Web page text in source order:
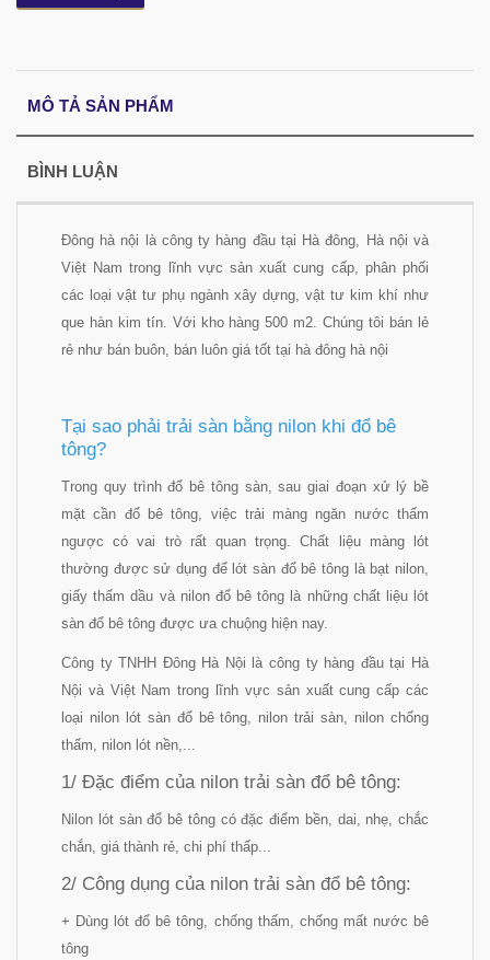
MÔ TẢ SẢN PHẨM
BÌNH LUẬN
Đông hà nội là công ty hàng đầu tại Hà đông, Hà nội và
Việt Nam trong lĩnh vực sản xuất cung cấp, phân phối
các loại vật tư phụ ngành xây dựng, vật tư kim khí như
que hàn kim tín. Với kho hàng 500 m2. Chúng tôi bán lẻ
rẻ như bán buôn, bán luôn giá tốt tại hà đông hà nội
Tại sao phải trải sàn bằng nilon khi đổ bê
tông?
Trong quy trình đổ bê tông sàn, sau giai đoạn xử lý bề
mặt cần đổ bê tông, việc trải màng ngăn nước thấm
ngược có vai trò rất quan trọng. Chất liệu màng lót
thường được sử dụng để lót sàn đổ bê tông là bạt nilon,
giấy thấm dầu và nilon đổ bê tông là những chất liệu lót
sàn đổ bê tông được ưa chuộng hiện nay.
Công ty TNHH Đông Hà Nội là công ty hàng đầu tại Hà
Nội và Việt Nam trong lĩnh vực sản xuất cung cấp các
loại nilon lót sàn đổ bê tông, nilon trải sàn, nilon chống
thấm, nilon lót nền,...
1/ Đặc điểm của nilon trải sàn đổ bê tông:
Nilon lót sàn đổ bê tông có đặc điểm bền, dai, nhẹ, chắc
chắn, giá thành rẻ, chi phí thấp...
2/ Công dụng của nilon trải sàn đổ bê tông:
+ Dùng lót đổ bê tông, chống thấm, chống mất nước bê
tông